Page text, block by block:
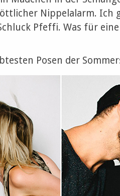
Nippelalarm. Ich
Pfeffi. Was für
Posen der